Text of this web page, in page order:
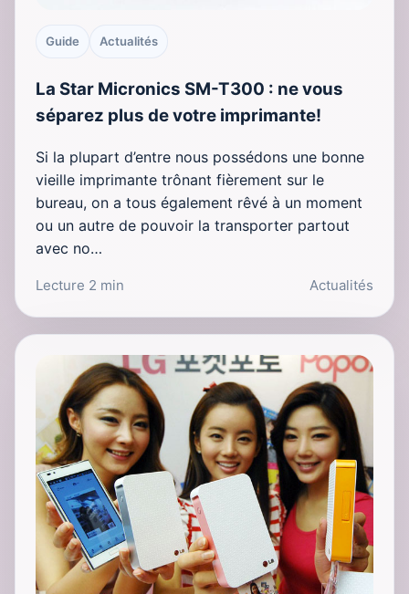
Guide Actualités
La Star Micronics SM-T300 : ne vous
séparez plus de votre imprimante!
Si la plupart d’entre nous possédons une bonne
vieille imprimante trônant fièrement sur le
bureau, on a tous également rêvé à un moment
ou un autre de pouvoir la transporter partout
avec no…
Lecture 2 min Actualités